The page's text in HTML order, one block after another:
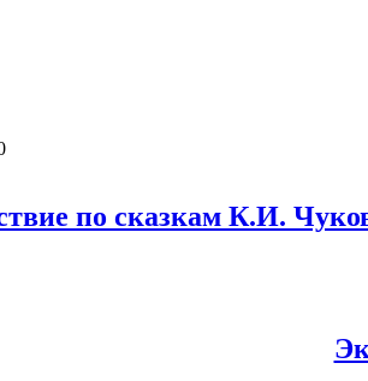
по сказкам К.И.